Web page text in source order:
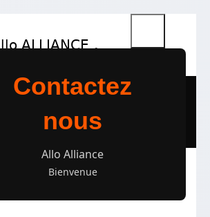
Contactez
nous
Allo Alliance
Bienvenue